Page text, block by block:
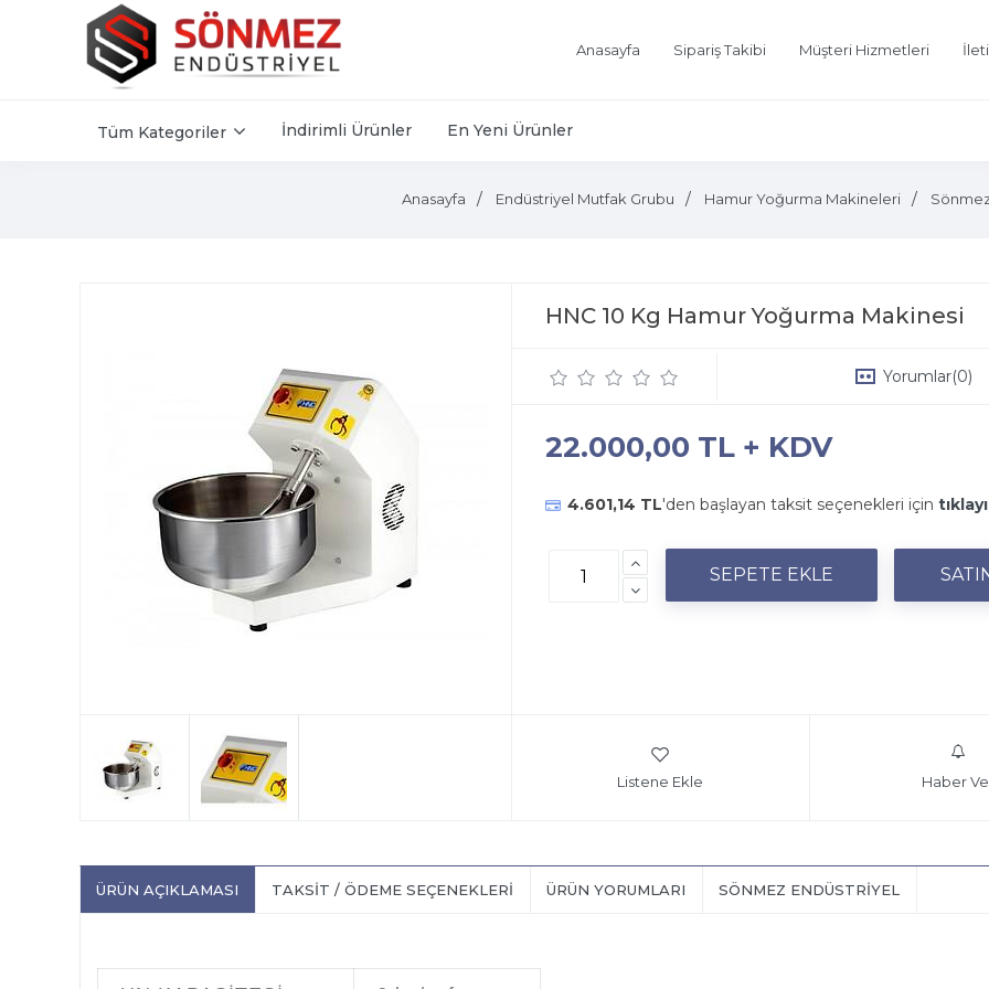
Anasayfa Sipariş Takibi Müşteri Hizmetleri
Tüm Kategoriler İndirimli Ürünler En Yeni Ürünler
Anasayfa Endüstriyel Mutfak Grubu Hamur Yoğurma Makineleri
HNC 10 Kg Hamur Yoğurma Makinesi
Yorumlar(0)
22.000,00 TL + KDV
4.601,14 TL'den başlayan taksit seçenekleri için
Listene Ekle Haber
ÜRÜN AÇIKLAMASI TAKSIT / ÖDEME SEÇENEKLERI ÜRÜN YORUMLARI SÖNMEZ ENDÜSTRIYEL